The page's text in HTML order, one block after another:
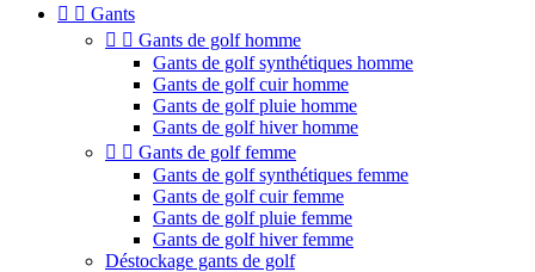
  Gants
  Gants de golf homme
Gants de golf synthétiques homme
Gants de golf cuir homme
Gants de golf pluie homme
Gants de golf hiver homme
  Gants de golf femme
Gants de golf synthétiques femme
Gants de golf cuir femme
Gants de golf pluie femme
Gants de golf hiver femme
Déstockage gants de golf